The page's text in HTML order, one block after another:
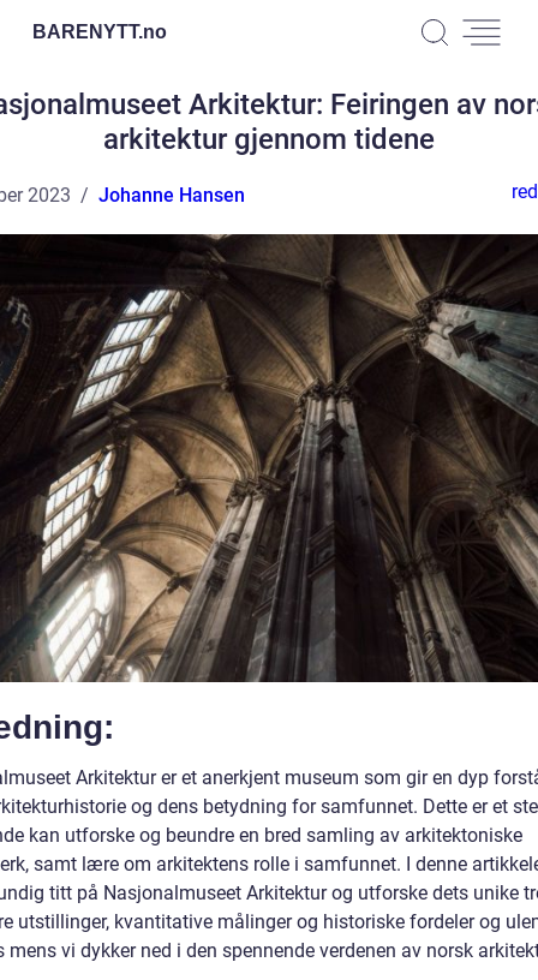
BARENYTT.no
Arkitektur: Feiringen av
arkitektur gjennom tidene
2023 Johanne Hansen
Arkitektur er et anerkjent museum som gir en dyp
og dens betydning for samfunnet. Dette er et
kan utforske og beundre en bred samling av arkitektoniske
samt lære om arkitektens rolle i samfunnet. I denne
titt på Nasjonalmuseet Arkitektur og utforske dets unike
utstillinger, kvantitative målinger og historiske fordeler og
mens vi dykker ned i den spennende verdenen av norsk